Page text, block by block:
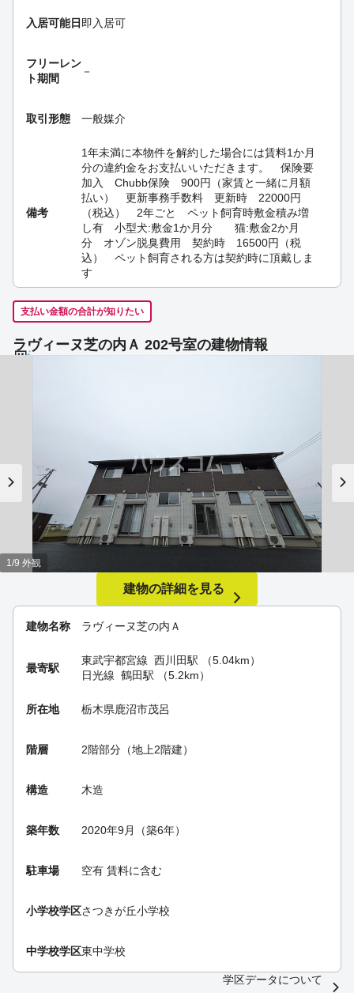
入居可能日 即入居可
フリーレン
ト期間
－
取引形態 一般媒介
備考
1年未満に本物件を解約した場合には賃料1か月
分の違約金をお支払いいただきます。 保険要
加入 Chubb保険 900円（家賃と一緒に月額
払い） 更新事務手数料 更新時 22000円
（税込） 2年ごと ペット飼育時敷金積み増
し有 小型犬:敷金1か月分 猫:敷金2か月
分 オゾン脱臭費用 契約時 16500円（税
込） ペット飼育される方は契約時に頂戴しま
す
支払い金額の合計が知りたい
ラヴィーヌ芝の内Ａ 202号室の建物情報
建物名称 ラヴィーヌ芝の内Ａ
最寄駅
東武宇都宮線 西川田駅 （5.04km）
日光線 鶴田駅 （5.2km）
所在地 栃木県鹿沼市茂呂
階層 2階部分（地上2階建）
構造 木造
築年数 2020年9月（築6年）
駐車場 空有 賃料に含む
小学校学区さつきが丘小学校
中学校学区東中学校
1/9 外観
建物の詳細を見る
学区データについて